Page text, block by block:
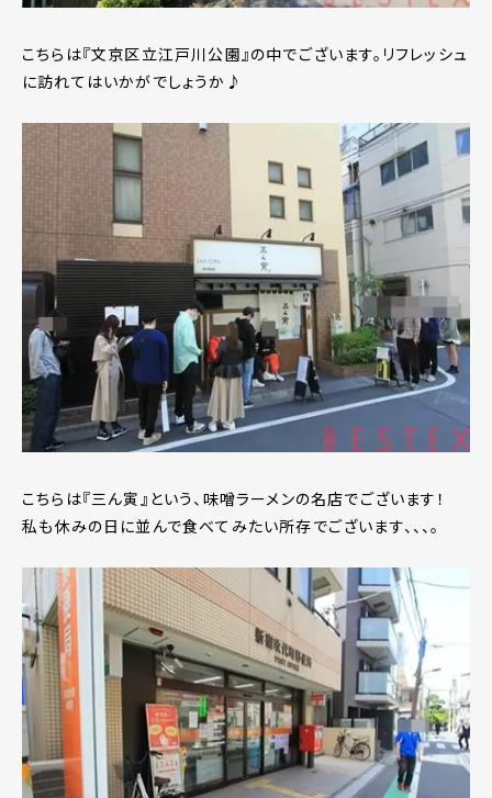
こちらは『文京区立江戸川公園』の中でございます。リフレッシュ
に訪れてはいかがでしょうか♪
こちらは『三ん寅』という、味噌ラーメンの名店でございます！
私も休みの日に並んで食べてみたい所存でございます、、、。